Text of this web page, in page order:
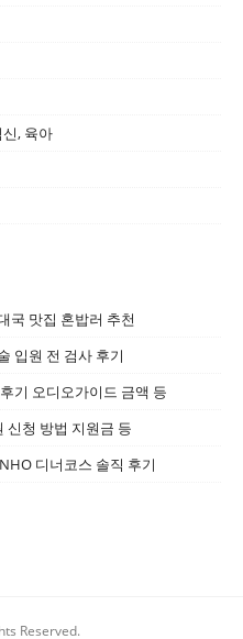
, 육아
국 맛집 혼밥러 추천
입원 전 검사 후기
기 오디오가이드 금액 등
신청 방법 지원금 등
디너코스 솔직 후기
Reserved.